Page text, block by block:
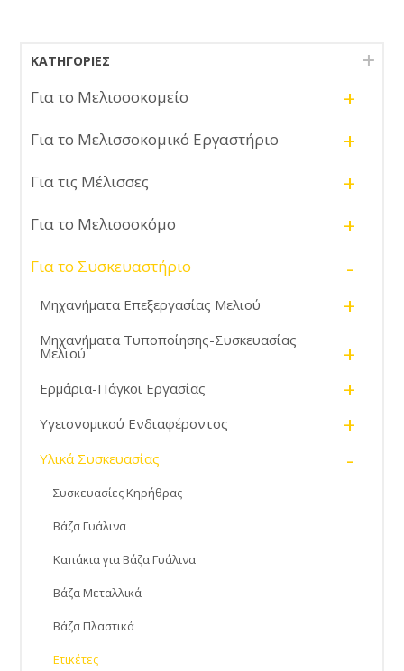
ΚΑΤΗΓΟΡΊΕΣ
Για το Μελισσοκομείο +
Για το Μελισσοκομικό Εργαστήριο +
Για τις Μέλισσες +
Για το Μελισσοκόμο +
Για το Συσκευαστήριο -
Μηχανήματα Επεξεργασίας Μελιού +
Μηχανήματα Τυποποίησης-Συσκευασίας
Μελιού +
Ερμάρια-Πάγκοι Εργασίας +
Υγειονομικού Ενδιαφέροντος +
Υλικά Συσκευασίας -
Συσκευασίες Κηρήθρας
Βάζα Γυάλινα
Καπάκια για Βάζα Γυάλινα
Βάζα Μεταλλικά
Βάζα Πλαστικά
Ετικέτες